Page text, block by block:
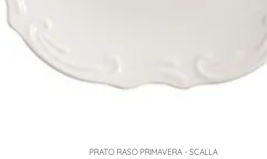
Visualização rápida
PRATO RASO PRIMAVERA - SCALLA